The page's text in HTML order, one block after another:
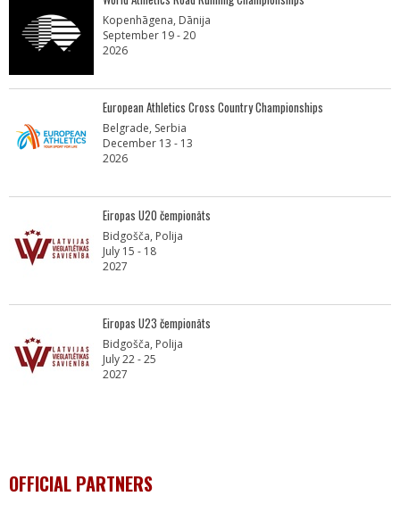
Kopenhāgena, Dānija
September 19 - 20
2026
European Athletics Cross Country Championships
Belgrade, Serbia
December 13 - 13
2026
Eiropas U20 čempionāts
Bidgošča, Polija
July 15 - 18
2027
Eiropas U23 čempionāts
Bidgošča, Polija
July 22 - 25
2027
OFFICIAL PARTNERS